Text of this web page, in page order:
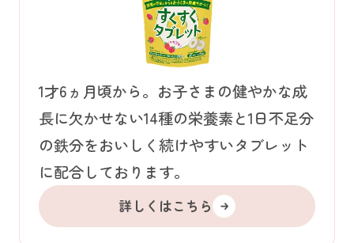
1才6ヵ月頃から。お子さまの健やかな成
長に欠かせない14種の栄養素と1日不足分
の鉄分をおいしく続けやすいタブレット
に配合しております。
詳しくはこちら